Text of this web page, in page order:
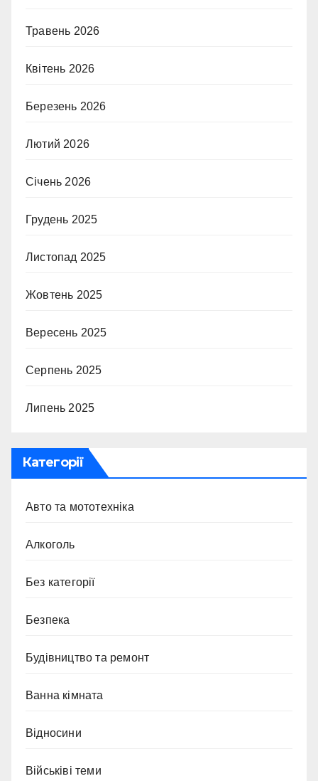
Травень 2026
Квітень 2026
Березень 2026
Лютий 2026
Січень 2026
Грудень 2025
Листопад 2025
Жовтень 2025
Вересень 2025
Серпень 2025
Липень 2025
Категорії
Авто та мототехніка
Алкоголь
Без категорії
Безпека
Будівництво та ремонт
Ванна кімната
Відносини
Військіві теми